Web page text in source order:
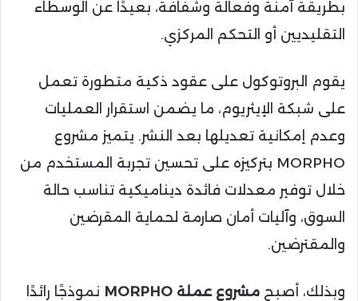
بطريقة آمنة وفعالة وشفافة، بعيدًا عن الوسطاء
التقليديين أو التحكم المركزي.
يقوم البروتوكول على عقود ذكية متطورة تعمل
على شبكة الإيثريوم، ما يضمن استقرار العمليات
وعدم إمكانية تعديلها بعد النشر. يتميز مشروع
MORPHO بتركيزه على تحسين تجربة المستخدم من
خلال توفير معدلات فائدة ديناميكية تناسب حالة
السوق، وآليات أمان صارمة لحماية المقرضين
والمقترضين.
وبذلك، أصبح مشروع عملة MORPHO
نموذجًا رائدًا